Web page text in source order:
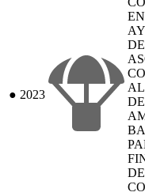
● 2023
AL